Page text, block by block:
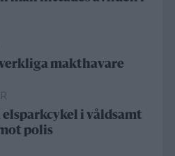
makthavare
elsparkcykel i våldsamt
polis